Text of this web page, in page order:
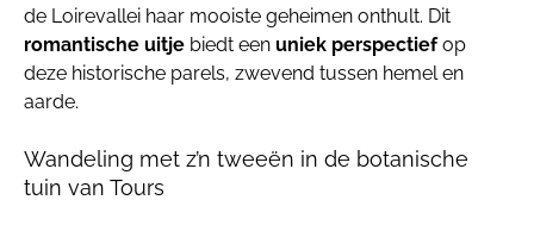
de Loirevallei haar mooiste geheimen onthult. Dit
romantische uitje biedt een uniek perspectiefop
deze historische parels, zwevend tussen hemel en
aarde.
Wandeling met z’n tweeën in de botanische
tuin van Tours